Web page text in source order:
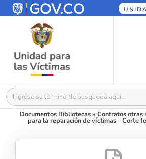
Buscar:
Documentos Bibliotecas»Contratos otras
para la reparación de víctimas – Corte